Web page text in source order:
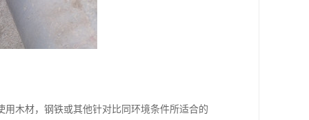
木材，钢铁或其他针对比同环境条件所适合的